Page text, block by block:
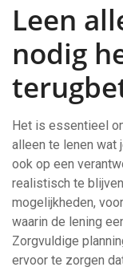
Leen
nodig
Het is essentieel
alleen te lenen wat
ook op een
realistisch te
mogelijkheden,
waarin de lening
Zorgvuldige
ervoor te zorgen